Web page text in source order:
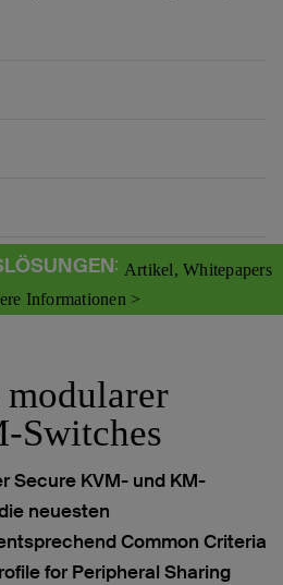
: Artikel, Whitepapers
Informationen >
Switches
Secure KVM- und KM-
neuesten
Common Criteria
for Peripheral Sharing